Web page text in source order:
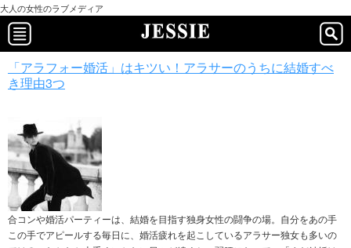
大人の女性のラブメディア
「アラフォー婚活」はキツい！アラサーのうちに結婚すべ
き理由3つ
合コンや婚活パーティーは、結婚を目指す独身女性の闘争の場。自分をあの手
この手でアピールする毎日に、婚活疲れを起こしているアラサー独女も多いの